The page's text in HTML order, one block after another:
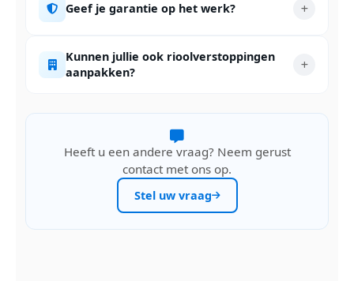
Geef je garantie op het werk?
Kunnen jullie ook rioolverstoppingen
aanpakken?
Heeft u een andere vraag? Neem gerust
contact met ons op.
Stel uw vraag